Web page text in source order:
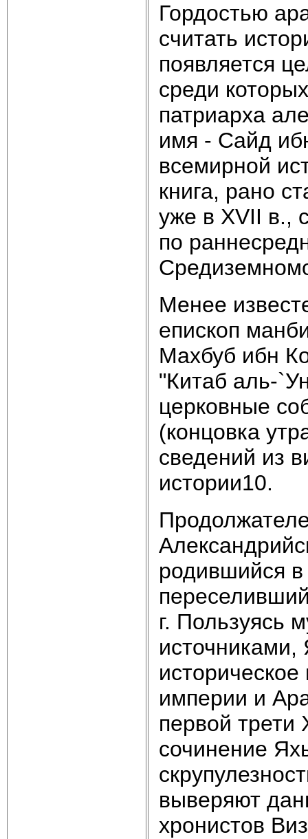
Гордостью
считать
появляется
среди
патриарха
имя - Сайд
всемирной
книга, рано
уже в XVII в.,
по
Менее
епископ
Махбуб ибн
"Китаб аль-
церковные
(концовка
сведений из
истории10.
родившийся в
г. Пользуясь
империи и
первой трети
сочинение
выверяют
хронистов